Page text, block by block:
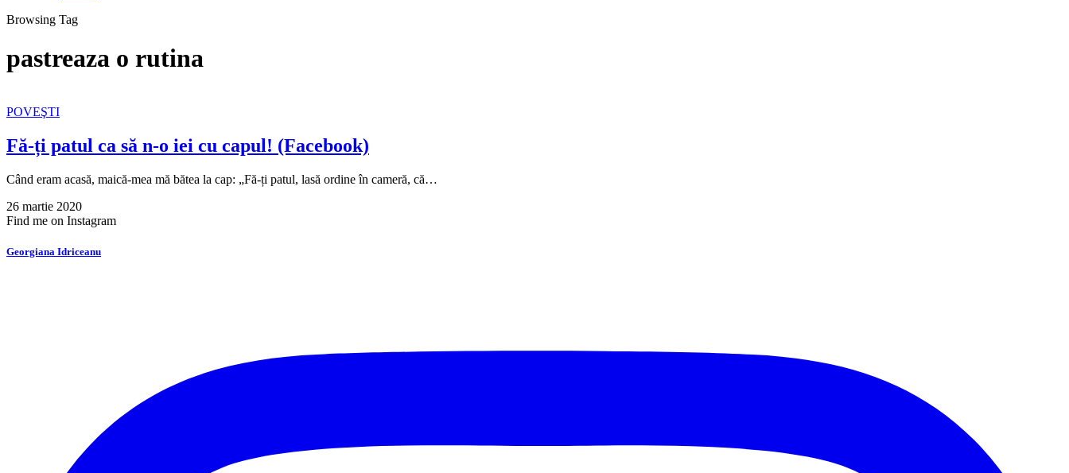
Browsing Tag
pastreaza o rutina
POVEŞTI
Fă-ți patul ca să n-o iei cu capul! (Facebook)
Când eram acasă, maică-mea mă bătea la cap: „Fă-ți patul, lasă ordine în cameră, că…
26 martie 2020
Find me on Instagram
Georgiana Idriceanu